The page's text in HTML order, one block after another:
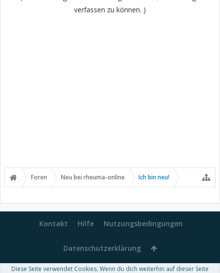
verfassen zu können. )
Foren Neu bei rheuma-online Ich bin neu!
Kontakt Hilfe Nutzungsbedingungen
Datenschutzerklärung
Diese Seite verwendet Cookies. Wenn du dich weiterhin auf dieser Seite